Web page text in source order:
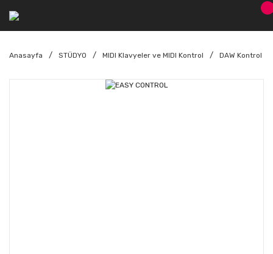
Anasayfa STÜDYO MIDI Klavyeler ve MIDI Kontrol DAW Kontrol